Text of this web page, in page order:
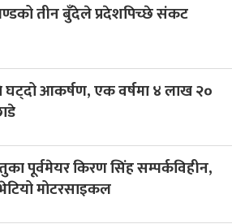
तीन बुँदेले प्रदेशपिच्छे संकट
घट्दो आकर्षण, एक वर्षमा ४ लाख २०
पूर्वमेयर किरण सिंह सम्पर्कविहीन,
मोटरसाइकल